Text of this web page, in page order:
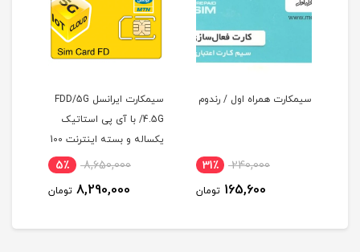
سیمکارت همراه اول / رندوم
240,000 31٪
165,600 تومان
سیمکارت ایرانسل FDD/5G
/4.5G با آی پی استاتیک
یکساله و بسته اینترنت 100
گیگ یکساله (مخصوص
8,650,000 5٪
8,290,000 تومان